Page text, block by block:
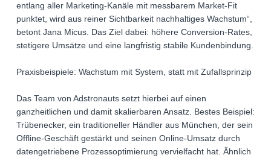
entlang aller Marketing-Kanäle mit messbarem Market-Fit
punktet, wird aus reiner Sichtbarkeit nachhaltiges Wachstum“,
betont Jana Micus. Das Ziel dabei: höhere Conversion-Rates,
stetigere Umsätze und eine langfristig stabile Kundenbindung.
Praxisbeispiele: Wachstum mit System, statt mit Zufallsprinzip
Das Team von Adstronauts setzt hierbei auf einen
ganzheitlichen und damit skalierbaren Ansatz. Bestes Beispiel:
Trübenecker, ein traditioneller Händler aus München, der sein
Offline-Geschäft gestärkt und seinen Online-Umsatz durch
datengetriebene Prozessoptimierung vervielfacht hat. Ähnlich